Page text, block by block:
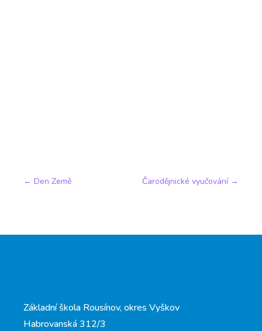
← Den Země Čarodějnické vyučování→
Základní škola Rousínov, okres Vyškov
Habrovanská 312/3